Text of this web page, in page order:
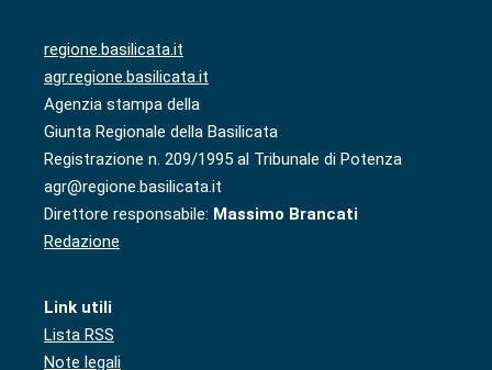
regione.basilicata.it
agr.regione.basilicata.it
Agenzia stampa della
Giunta Regionale della Basilicata
Registrazione n. 209/1995 al Tribunale di Potenza
agr@regione.basilicata.it
Direttore responsabile: Massimo Brancati
Redazione
Link utili
Lista RSS
Note legali